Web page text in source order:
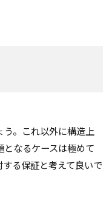
う。これ以外に構造上
なるケースは極めて
る保証と考えて良いで